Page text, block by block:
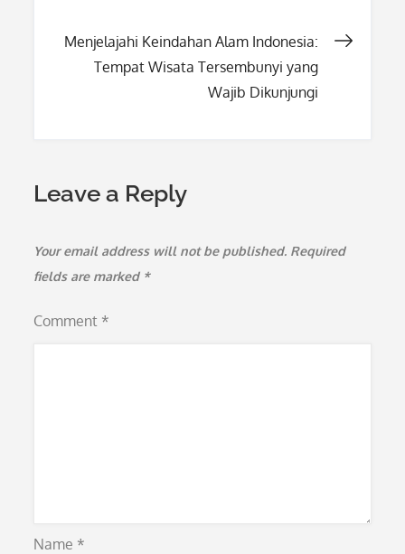
Menjelajahi Keindahan Alam Indonesia:
Tempat Wisata Tersembunyi yang
Wajib Dikunjungi
Leave a Reply
Your email address will not be published. Required
fields are marked *
Comment *
Name *